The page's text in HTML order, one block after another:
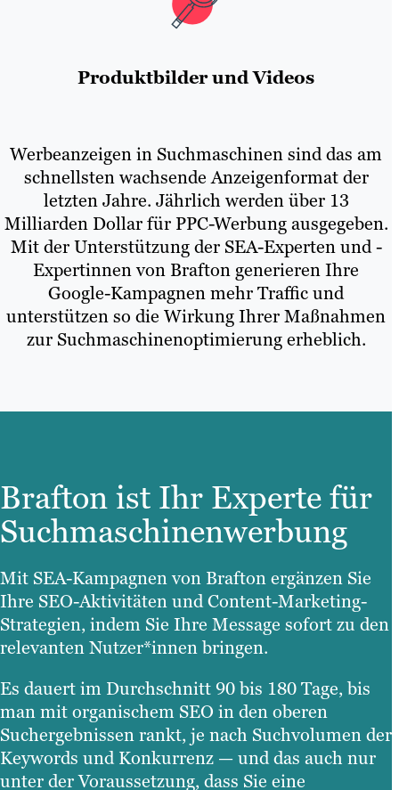
Produktbilder und Videos
Werbeanzeigen in Suchmaschinen sind das am
schnellsten wachsende Anzeigenformat der
letzten Jahre. Jährlich werden über 13
Milliarden Dollar für PPC-Werbung ausgegeben.
Mit der Unterstützung der SEA-Experten und -
Expertinnen von Brafton generieren Ihre
Google-Kampagnen mehr Traffic und
unterstützen so die Wirkung Ihrer Maßnahmen
zur Suchmaschinenoptimierung erheblich.
Brafton ist Ihr Experte für
Suchmaschinenwerbung
Mit SEA-Kampagnen von Brafton ergänzen Sie
Ihre SEO-Aktivitäten und Content-Marketing-
Strategien, indem Sie Ihre Message sofort zu den
relevanten Nutzer*innen bringen.
Es dauert im Durchschnitt 90 bis 180 Tage, bis
man mit organischem SEO in den oberen
Suchergebnissen rankt, je nach Suchvolumen der
Keywords und Konkurrenz — und das auch nur
unter der Voraussetzung, dass Sie eine